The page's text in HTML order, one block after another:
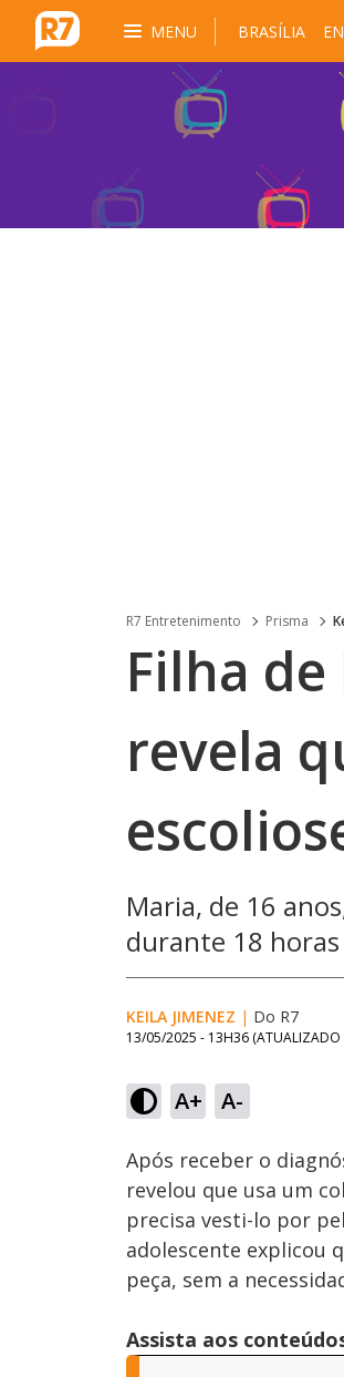
MENU BRASÍLIA
R7 Entretenimento Prisma
Filha de
revela
Maria, de 16
durante 18
KEILA JIMENEZ | Do R7
13/05/2025 - 13H36 (ATUALIZADO
A+ A-
Ativar
Som
Após receber o
revelou que usa um
precisa vesti-lo por
adolescente explicou
peça, sem a
Assista aos